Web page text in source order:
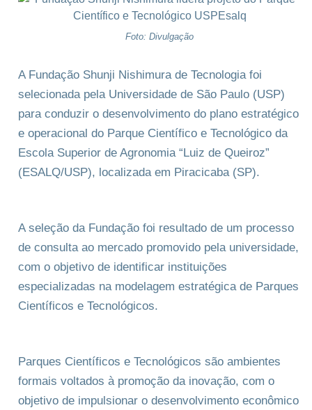
Foto: Divulgação
A Fundação Shunji Nishimura de Tecnologia foi
selecionada pela Universidade de São Paulo (USP)
para conduzir o desenvolvimento do plano estratégico
e operacional do Parque Científico e Tecnológico da
Escola Superior de Agronomia “Luiz de Queiroz”
(ESALQ/USP), localizada em Piracicaba (SP).
A seleção da Fundação foi resultado de um processo
de consulta ao mercado promovido pela universidade,
com o objetivo de identificar instituições
especializadas na modelagem estratégica de Parques
Científicos e Tecnológicos.
Parques Científicos e Tecnológicos são ambientes
formais voltados à promoção da inovação, com o
objetivo de impulsionar o desenvolvimento econômico